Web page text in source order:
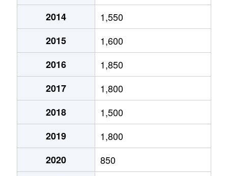
2014
1,550
2015
1,600
2016
1,850
2017
1,800
2018
1,500
2019
1,800
2020
850